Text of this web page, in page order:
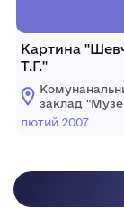
Картина
Т.Г."
заклад
історії міста
лютий 2007